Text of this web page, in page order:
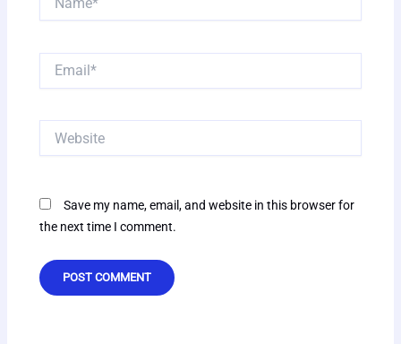
Save my name, email, and website in this browser for
the next time I comment.